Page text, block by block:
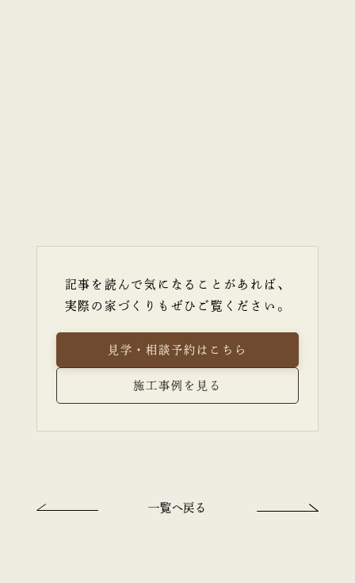
記事を読んで気になることがあれば、
実際の家づくりもぜひご覧ください。
見学・相談予約はこちら
施工事例を見る
一覧へ戻る